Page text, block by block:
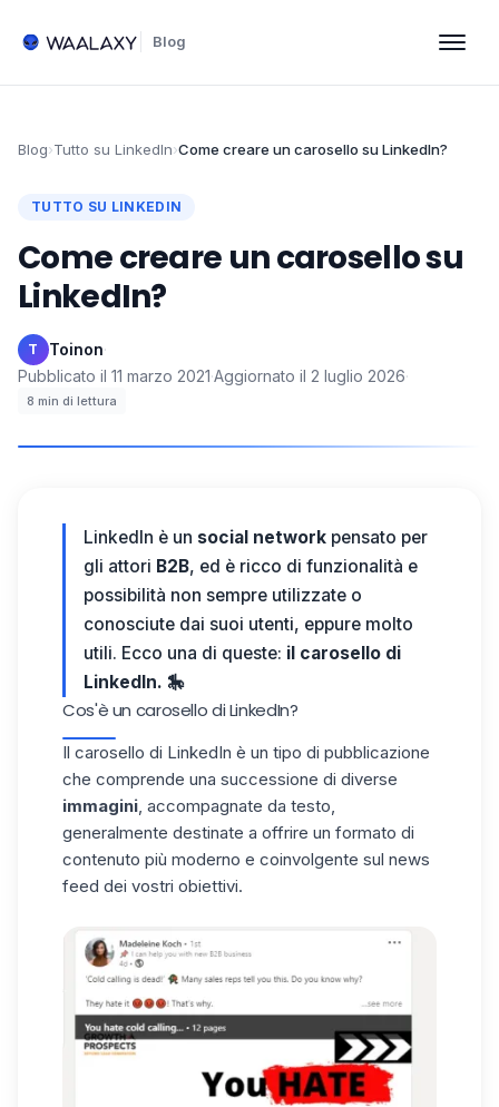
Blog
Blog›Tutto su LinkedIn›Come creare un carosello su LinkedIn?
TUTTO SU LINKEDIN
Come creare un carosello su
LinkedIn?
T Toinon·
Pubblicato il 11 marzo 2021·Aggiornato il 2 luglio 2026·
8 min di lettura
LinkedIn è un social network pensato per
gli attori B2B, ed è ricco di funzionalità e
possibilità non sempre utilizzate o
conosciute dai suoi utenti, eppure molto
utili. Ecco una di queste: il carosello di
LinkedIn. 🎠
Cos'è un carosello di LinkedIn?
Il carosello di LinkedIn è un tipo di pubblicazione
che comprende una successione di diverse
immagini, accompagnate da testo,
generalmente destinate a offrire un formato di
contenuto più moderno e coinvolgente sul news
feed dei vostri obiettivi.